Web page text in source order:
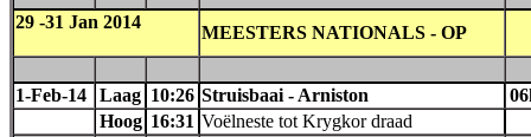
29 -31 Jan 2014
MEESTERS NATIONALS - OP
1-Feb-14 Laag 10:26 Struisbaai - Arniston
Hoog 16:31 Voëlneste tot Krygkor draad